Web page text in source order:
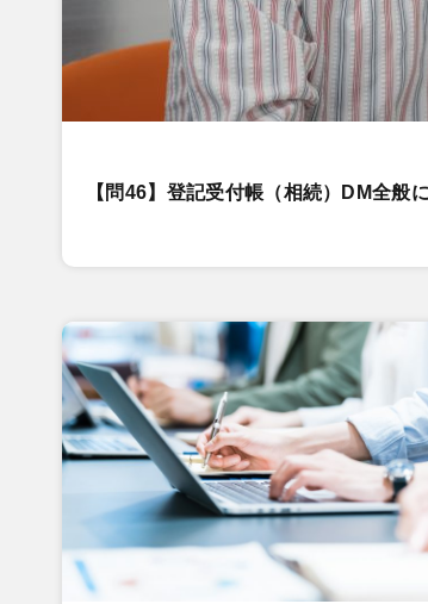
【問46】登記受付帳（相続）DM全般